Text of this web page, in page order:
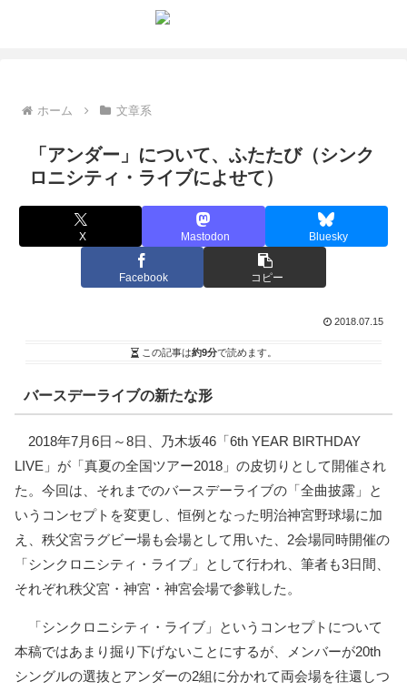
ホーム 文章系
「アンダー」について、ふたたび（シンク
ロニシティ・ライブによせて）
X Mastodon Bluesky
Facebook コピー
2018.07.15
この記事は約9分で読めます。
バースデーライブの新たな形
2018年7月6日～8日、乃木坂46「6th YEAR BIRTHDAY
LIVE」が「真夏の全国ツアー2018」の皮切りとして開催され
た。今回は、それまでのバースデーライブの「全曲披露」と
いうコンセプトを変更し、恒例となった明治神宮野球場に加
え、秩父宮ラグビー場も会場として用いた、2会場同時開催の
「シンクロニシティ・ライブ」として行われ、筆者も3日間、
それぞれ秩父宮・神宮・神宮会場で参戦した。
「シンクロニシティ・ライブ」というコンセプトについて
本稿ではあまり掘り下げないことにするが、メンバーが20th
シングルの選抜とアンダーの2組に分かれて両会場を往還しつ